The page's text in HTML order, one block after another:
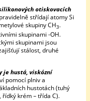
otiskovacích
střídají atomy Si
skupiny CH3.
skupinami -OH.
skupinami jsou
stálost, druhé
je hustá, viskózní
pomocí plniv a
hustotách (tuhý
krém – třída C).